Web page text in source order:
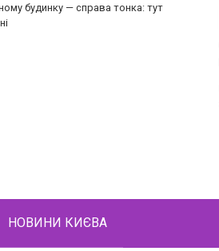
будинку — справа тонка: тут
НОВИНИ КИЄВА